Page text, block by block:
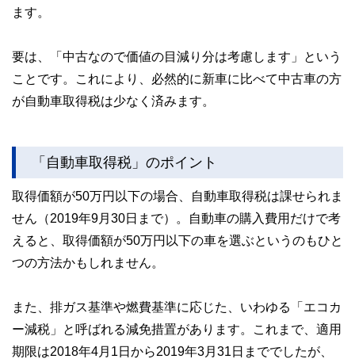
ます。
要は、「中古なので価値の目減り分は考慮します」という
ことです。これにより、必然的に新車に比べて中古車の方
が自動車取得税は少なく済みます。
「自動車取得税」のポイント
取得価額が50万円以下の場合、自動車取得税は課せられま
せん（2019年9月30日まで）。自動車の購入費用だけで考
えると、取得価額が50万円以下の車を選ぶというのもひと
つの方法かもしれません。
また、排ガス基準や燃費基準に応じた、いわゆる「エコカ
ー減税」と呼ばれる減免措置があります。これまで、適用
期限は2018年4月1日から2019年3月31日まででしたが、